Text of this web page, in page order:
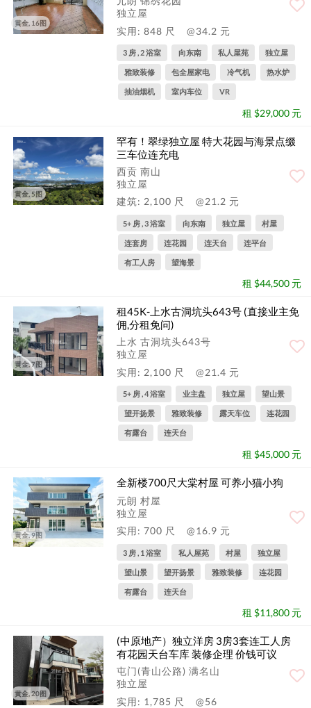
黄金, 16图
独立屋
实用: 848 尺
@34.2 元
3 房 , 2 浴室 向东南 私人屋苑 独立屋
雅致装修 包全屋家电 冷气机 热水炉
抽油烟机 室内车位 VR
租 $29,000 元
黄金, 5图
罕有！翠绿独立屋 特大花园与海景点缀
三车位连充电
西贡 南山
独立屋
建筑: 2,100 尺
@21.2 元
5+ 房 , 3 浴室 向东南 独立屋 村屋
连套房 连花园 连天台 连平台
有工人房 望海景
租 $44,500 元
黄金, 7图
租45K-上水古洞坑头643号 (直接业主免
佣,分租免问)
上水 古洞坑头643号
独立屋
实用: 2,100 尺
@21.4 元
5+ 房 , 4 浴室 业主盘 独立屋 望山景
望开扬景 雅致装修 露天车位 连花园
有露台 连天台
租 $45,000 元
黄金, 9图
全新楼700尺大棠村屋 可养小猫小狗
元朗 村屋
独立屋
实用: 700 尺
@16.9 元
3 房 , 1 浴室 私人屋苑 村屋 独立屋
望山景 望开扬景 雅致装修 连花园
有露台 连天台
租 $11,800 元
黄金, 20图
(中原地产）独立洋房 3房3套连工人房
有花园天台车库 装修企理 价钱可议
屯门(青山公路) 满名山
独立屋
实用: 1,785 尺
@56